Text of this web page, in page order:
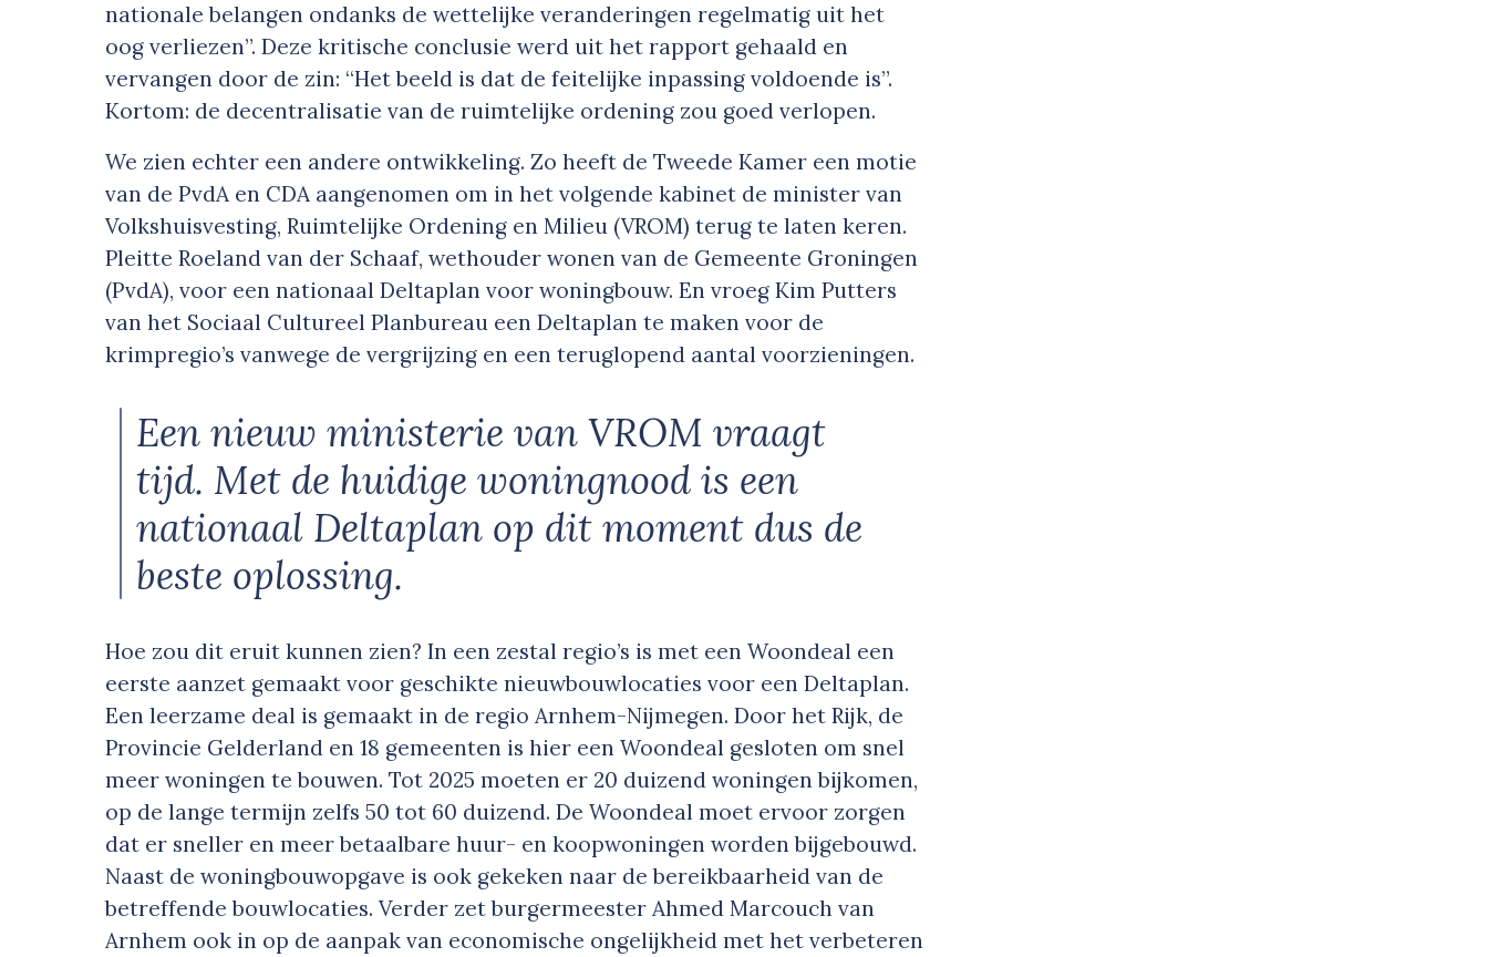
nationale belangen ondanks de wettelijke veranderingen regelmatig uit het
oog verliezen”. Deze kritische conclusie werd uit het rapport gehaald en
vervangen door de zin: “Het beeld is dat de feitelijke inpassing voldoende is”.
Kortom: de decentralisatie van de ruimtelijke ordening zou goed verlopen.
We zien echter een andere ontwikkeling. Zo heeft de Tweede Kamer een motie
van de PvdA en CDA aangenomen om in het volgende kabinet de minister van
Volkshuisvesting, Ruimtelijke Ordening en Milieu (VROM) terug te laten keren.
Pleitte Roeland van der Schaaf, wethouder wonen van de Gemeente Groningen
(PvdA), voor een nationaal Deltaplan voor woningbouw. En vroeg Kim Putters
van het Sociaal Cultureel Planbureau een Deltaplan te maken voor de
krimpregio’s vanwege de vergrijzing en een teruglopend aantal voorzieningen.
Een nieuw ministerie van VROM vraagt
tijd. Met de huidige woningnood is een
nationaal Deltaplan op dit moment dus de
beste oplossing.
Hoe zou dit eruit kunnen zien? In een zestal regio’s is met een Woondeal een
eerste aanzet gemaakt voor geschikte nieuwbouwlocaties voor een Deltaplan.
Een leerzame deal is gemaakt in de regio Arnhem-Nijmegen. Door het Rijk, de
Provincie Gelderland en 18 gemeenten is hier een Woondeal gesloten om snel
meer woningen te bouwen. Tot 2025 moeten er 20 duizend woningen bijkomen,
op de lange termijn zelfs 50 tot 60 duizend. De Woondeal moet ervoor zorgen
dat er sneller en meer betaalbare huur- en koopwoningen worden bijgebouwd.
Naast de woningbouwopgave is ook gekeken naar de bereikbaarheid van de
betreffende bouwlocaties. Verder zet burgermeester Ahmed Marcouch van
Arnhem ook in op de aanpak van economische ongelijkheid met het verbeteren